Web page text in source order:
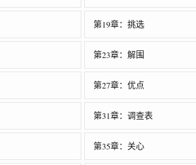
第19章：挑选
第23章：解围
第27章：优点
第31章：调查表
第35章：关心